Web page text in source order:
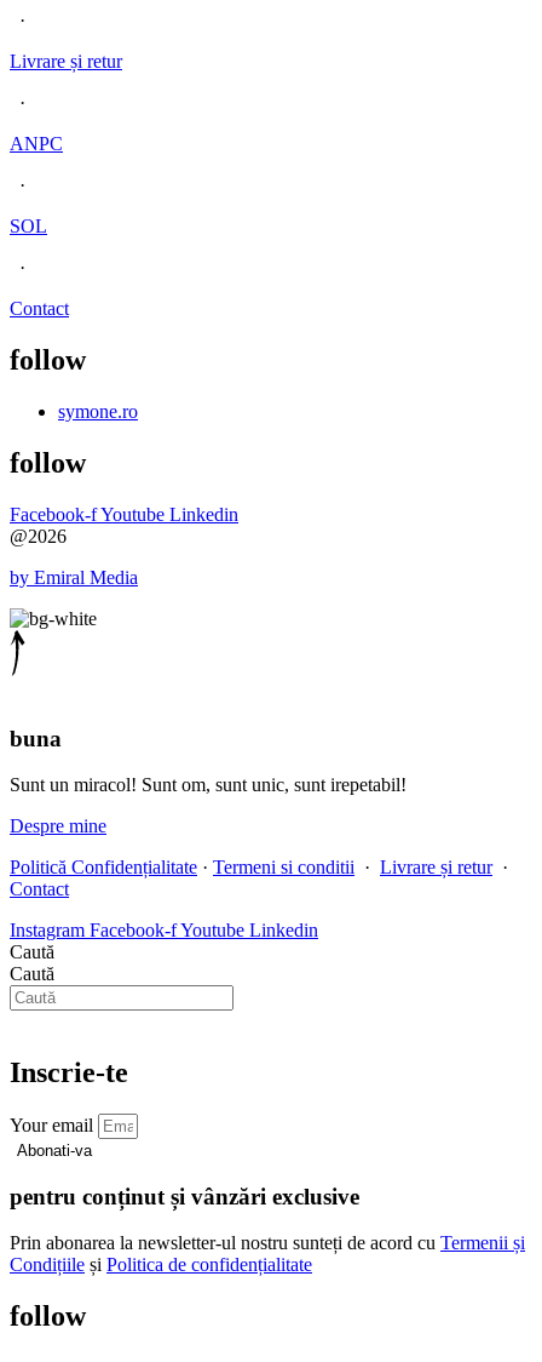
·
Livrare și retur
·
ANPC
·
SOL
·
Contact
follow
symone.ro
follow
Facebook-fYoutube Linkedin
@2026
by Emiral Media
buna
Sunt un miracol! Sunt om, sunt unic, sunt irepetabil!
Despre mine
Politică Confidențialitate · Termeni si conditii · Livrare și retur·
Contact
Instagram Facebook-fYoutube Linkedin
Caută
Caută
Inscrie-te
Your email
Abonati-va
pentru conținut și vânzări exclusive
Prin abonarea la newsletter-ul nostru sunteți de acord cu Termenii și
Condițiile și Politica de confidențialitate
follow